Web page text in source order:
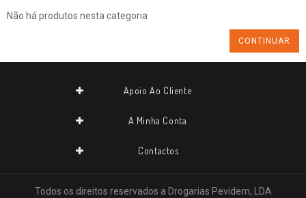
Não há produtos nesta categoria
CONTINUAR
Apoio Ao Cliente
A Minha Conta
Contactos
Todos os direitos reservados a Drogarias Pevidem, LDA